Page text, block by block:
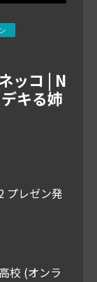
ッコ | N
キる姉
プレゼン発
校 (オンラ